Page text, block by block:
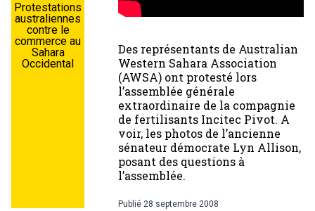
Protestations
australiennes
contre le
commerce au
Sahara
Occidental
Des représentants de Australian
Western Sahara Association
(AWSA) ont protesté lors
l’assemblée générale
extraordinaire de la compagnie
de fertilisants Incitec Pivot. A
voir, les photos de l’ancienne
sénateur démocrate Lyn Allison,
posant des questions à
l’assemblée.
Publié 28 septembre 2008